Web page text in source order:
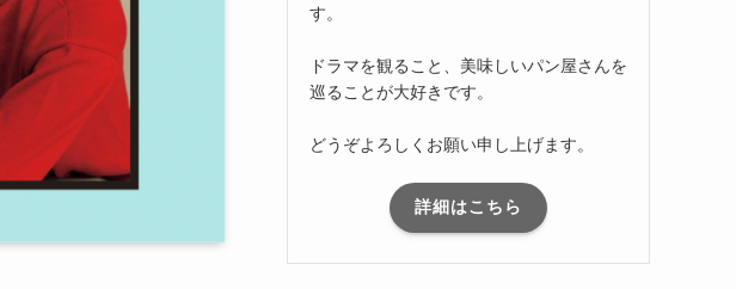
す。
ドラマを観ること、美味しいパン屋さんを
巡ることが大好きです。
どうぞよろしくお願い申し上げます。
詳細はこちら